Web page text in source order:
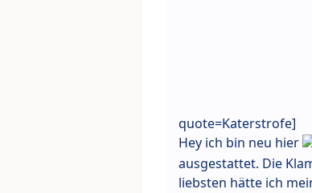
quote=Katerstrofe]
Hey ich bin neu hier
ausgestattet. Die
liebsten hätte ich